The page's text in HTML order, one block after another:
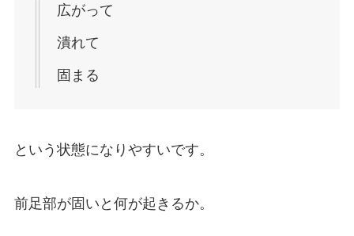
広がって
潰れて
固まる
という状態になりやすいです。
前足部が固いと何が起きるか。